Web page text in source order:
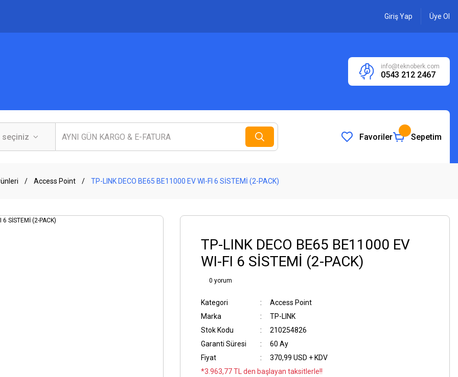
Giriş Yap Üye Ol
info@teknoberk.com
0543 212 2467
Favoriler Sepetim
Access Point TP-LINK DECO BE65 BE11000 EV WI-FI 6 SİSTEMİ (2-PACK)
TP-LINK DECO BE65 BE11000 EV
WI-FI 6 SİSTEMİ (2-PACK)
0 yorum
Kategori
Access Point
Marka
TP-LINK
Stok Kodu
210254826
Garanti Süresi
60 Ay
Fiyat
370,99 USD + KDV
*3.963,77 TL den başlayan taksitlerle!!